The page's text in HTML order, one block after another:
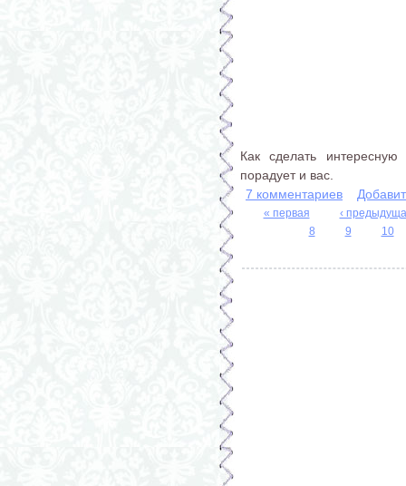
Как сделать интересную
порадует и вас.
7 комментариев
Страницы
« первая
‹
8
9 10